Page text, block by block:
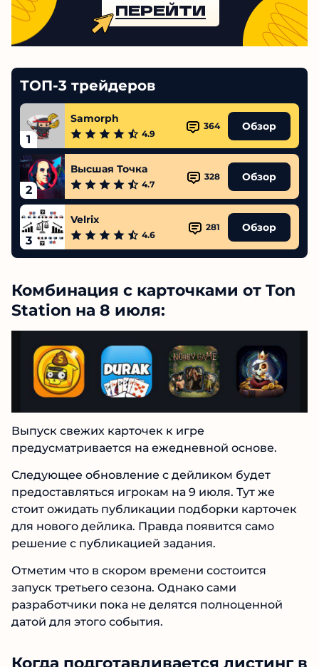
ПЕРЕЙТИ
ТОП-3 трейдеров
1
Samorph
4.9
364 Обзор
2
Высшая Точка
4.7
328 Обзор
3
Velrix
4.6
281 Обзор
Комбинация с карточками от Ton
Station на 8 июля:
Выпуск свежих карточек к игре
предусматривается на ежедневной основе.
Следующее обновление с дейликом будет
предоставляться игрокам на 9 июля. Тут же
стоит ожидать публикации подборки карточек
для нового дейлика. Правда появится само
решение с публикацией задания.
Отметим что в скором времени состоится
запуск третьего сезона. Однако сами
разработчики пока не делятся полноценной
датой для этого события.
Когда подготавливается листинг в